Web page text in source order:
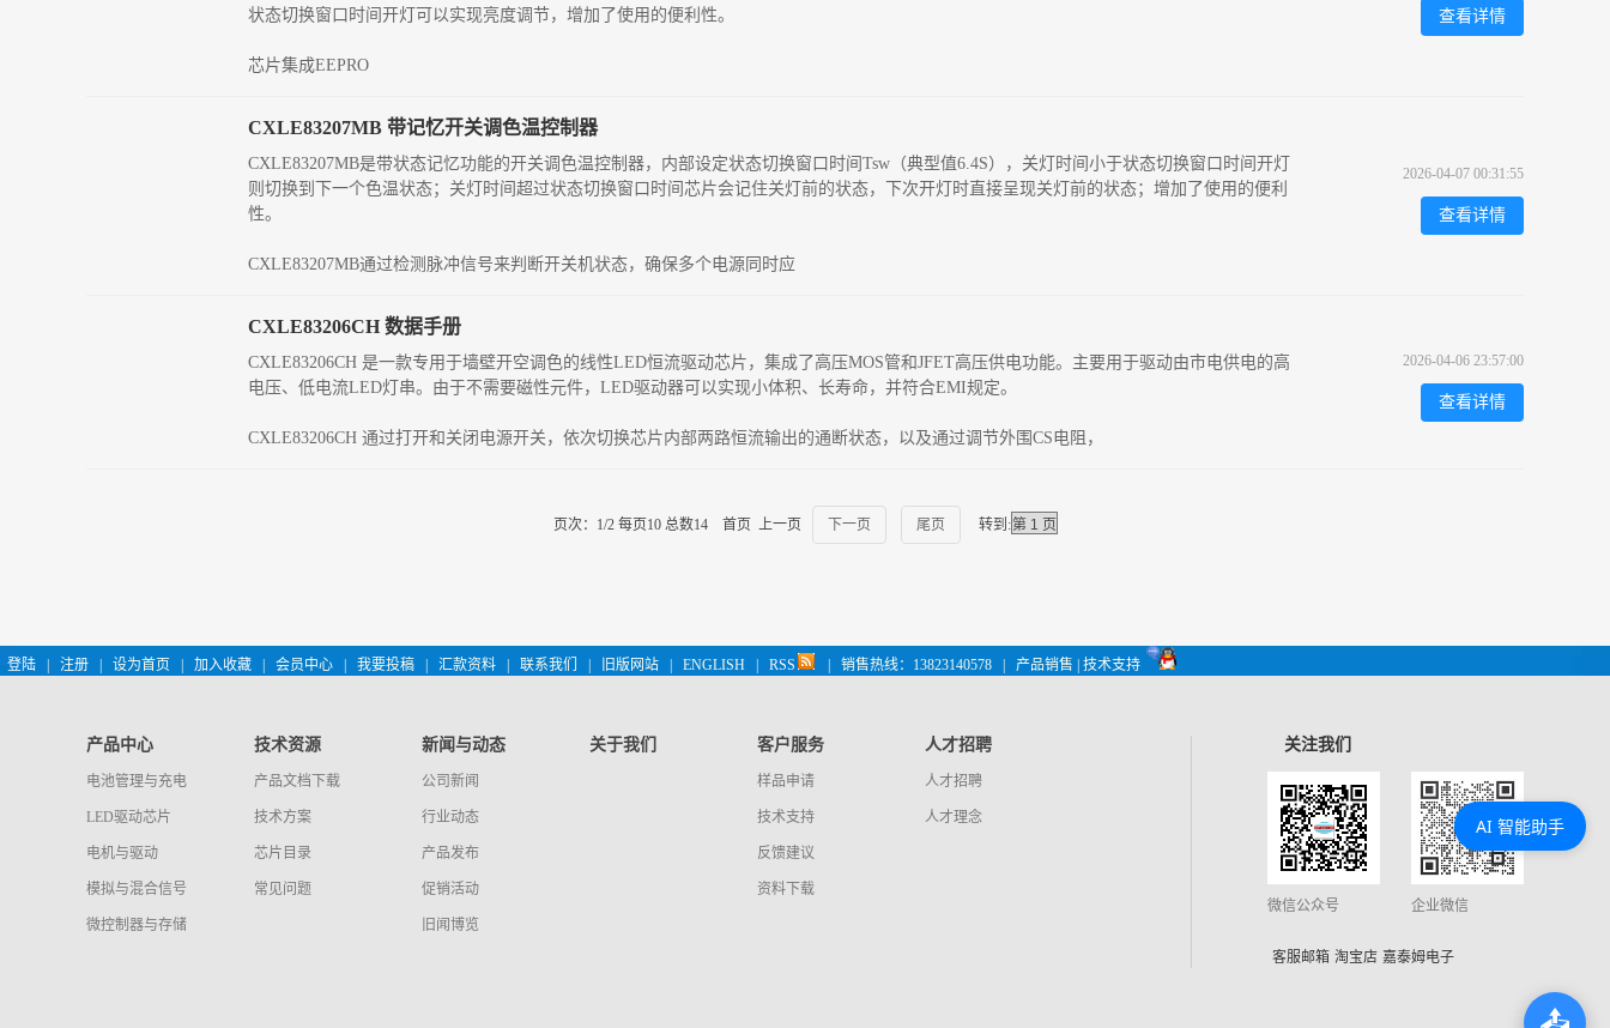
状态切换窗口时间开灯可以实现亮度调节，增加了使用的便利性。
芯片集成EEPRO
查看详情
CXLE83207MB 带记忆开关调色温控制器
CXLE83207MB是带状态记忆功能的开关调色温控制器，内部设定状态切换窗口时间Tsw（典型值6.4S），关灯时间小于状态切换窗口时间开灯
则切换到下一个色温状态；关灯时间超过状态切换窗口时间芯片会记住关灯前的状态，下次开灯时直接呈现关灯前的状态；增加了使用的便利
性。
CXLE83207MB通过检测脉冲信号来判断开关机状态，确保多个电源同时应
2026-04-07 00:31:55
查看详情
CXLE83206CH 数据手册
CXLE83206CH 是一款专用于墙壁开空调色的线性LED恒流驱动芯片，集成了高压MOS管和JFET高压供电功能。主要用于驱动由市电供电的高
电压、低电流LED灯串。由于不需要磁性元件，LED驱动器可以实现小体积、长寿命，并符合EMI规定。
CXLE83206CH 通过打开和关闭电源开关，依次切换芯片内部两路恒流输出的通断状态，以及通过调节外围CS电阻，
2026-04-06 23:57:00
查看详情
页次：1/2 每页10 总数14 首页 上一页 下一页 尾页 转到:
登陆 注册 设为首页 加入收藏 会员中心 我要投稿 汇款资料 联系我们 旧版网站 ENGLISH RSS 销售热线：13823140578 产品销售 | 技术支持
产品中心
电池管理与充电
LED驱动芯片
电机与驱动
模拟与混合信号
微控制器与存储
技术资源
产品文档下载
技术方案
芯片目录
常见问题
新闻与动态
公司新闻
行业动态
产品发布
促销活动
旧闻博览
关于我们 客户服务
样品申请
技术支持
反馈建议
资料下载
人才招聘
人才招聘
人才理念
关注我们
微信公众号 企业微信
客服邮箱 淘宝店 嘉泰姆电子
AI 智能助手